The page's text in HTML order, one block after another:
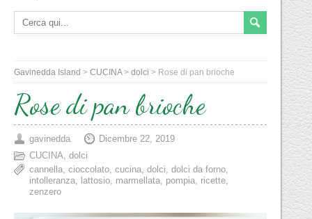
Gavinedda Island >CUCINA>dolci > Rose di pan brioche
Rose di pan brioche
gavinedda
Dicembre 22, 2019
CUCINA,dolci
cannella,cioccolato,cucina,dolci,dolci da forno,
intolleranza, lattosio, marmellata, pompia, ricette,
zenzero